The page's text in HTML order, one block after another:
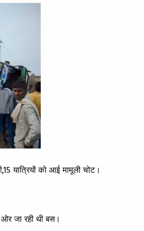
यात्रियों को आई मामूली चोट।
ओर जा रही थी बस।